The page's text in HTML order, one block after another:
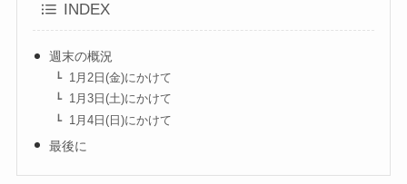
INDEX
週末の概況
1月2日(金)にかけて
1月3日(土)にかけて
1月4日(日)にかけて
最後に